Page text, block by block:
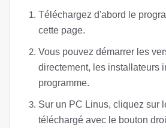
Téléchargez d'abord le
cette page.
Vous pouvez démarrer les
directement, les installateurs
programme.
Sur un PC Linus, cliquez sur
téléchargé avec le bouton